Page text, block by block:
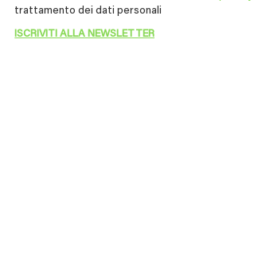
trattamento dei dati personali